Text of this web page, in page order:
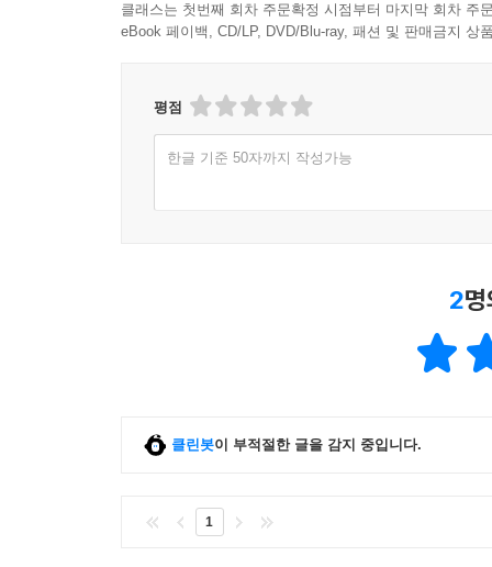
클래스는 첫번째 회차 주문확정 시점부터 마지막 회차 주
eBook 페이백, CD/LP, DVD/Blu-ray, 패션 및 판매금지 상
평점
한글 기준 50자까지 작성가능
2
클린봇이 부적절한 글을 감지 중입니다.
1